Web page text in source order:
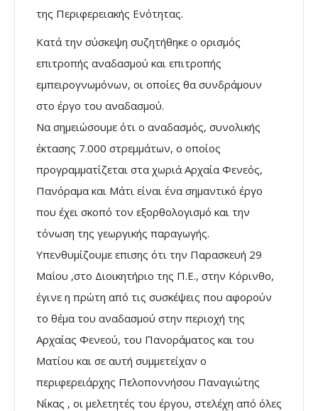
της Περιφερειακής Ενότητας.
Κατά την σύσκεψη συζητήθηκε ο ορισμός
επιτροπής αναδασμού και επιτροπής
εμπειρογνωμόνων, οι οποίες θα συνδράμουν
στο έργο του αναδασμού.
Να σημειώσουμε ότι ο αναδασμός, συνολικής
έκτασης 7.000 στρεμμάτων, ο οποίος
προγραμματίζεται στα χωριά Αρχαία Φενεός,
Πανόραμα και Μάτι είναι ένα σημαντικό έργο
που έχει σκοπό τον εξορθολογισμό και την
τόνωση της γεωργικής παραγωγής.
Υπενθυμίζουμε επισης ότι την Παρασκευή 29
Μαΐου ,στο Διοικητήριο της Π.Ε., στην Κόρινθο,
έγινε η πρώτη από τις συσκέψεις που αφορούν
το θέμα του αναδασμού στην περιοχή της
Αρχαίας Φενεού, του Πανοράματος και του
Ματίου και σε αυτή συμμετείχαν ο
περιφερειάρχης Πελοποννήσου Παναγιώτης
Νίκας , οι μελετητές του έργου, στελέχη από όλες